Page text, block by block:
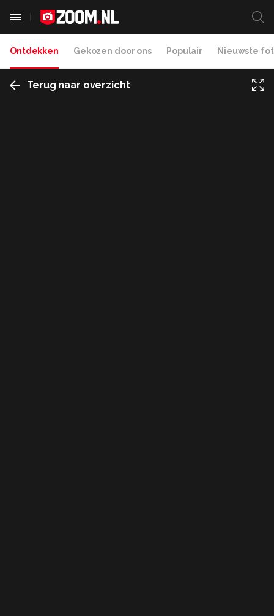
Ontdekken Gekozen door ons Populair Nieuwste
Terug naar overzicht